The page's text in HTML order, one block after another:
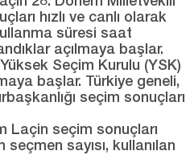
hızlı ve canlı olarak
süresi saat
açılmaya başlar.
Seçim Kurulu (YSK)
başlar. Türkiye geneli,
seçim sonuçları
Laçin seçim sonuçları
sayısı, kullanılan